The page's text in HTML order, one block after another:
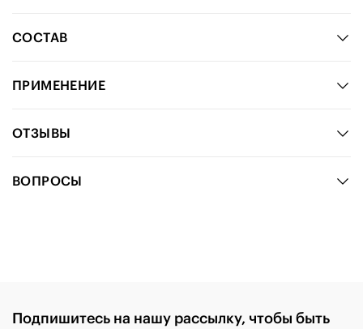
СОСТАВ
ПРИМЕНЕНИЕ
ОТЗЫВЫ
ВОПРОСЫ
Подпишитесь на нашу рассылку, чтобы быть